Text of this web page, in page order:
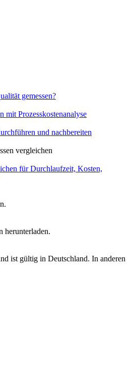
gemessen?
mit Prozesskostenanalyse
und nachbereiten
vergleichen
für Durchlaufzeit, Kosten,
herunterladen.
ist gültig in Deutschland. In anderen